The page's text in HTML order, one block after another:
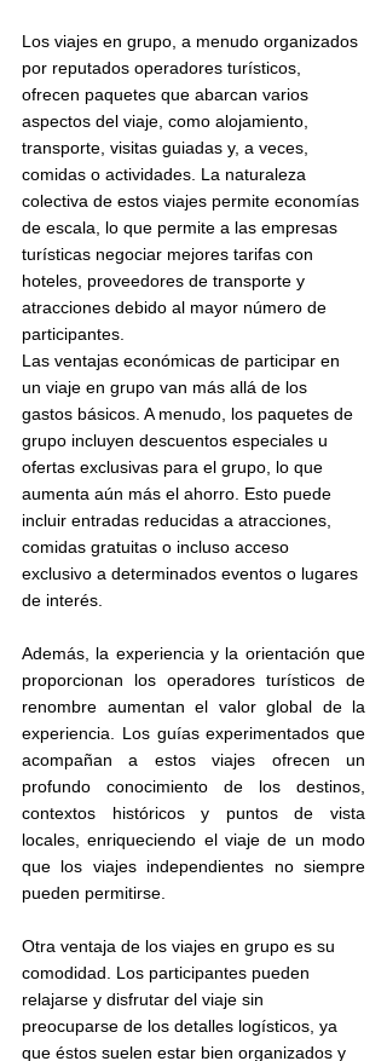
Los viajes en grupo, a menudo organizados
por reputados operadores turísticos,
ofrecen paquetes que abarcan varios
aspectos del viaje, como alojamiento,
transporte, visitas guiadas y, a veces,
comidas o actividades. La naturaleza
colectiva de estos viajes permite economías
de escala, lo que permite a las empresas
turísticas negociar mejores tarifas con
hoteles, proveedores de transporte y
atracciones debido al mayor número de
participantes.
Las ventajas económicas de participar en
un viaje en grupo van más allá de los
gastos básicos. A menudo, los paquetes de
grupo incluyen descuentos especiales u
ofertas exclusivas para el grupo, lo que
aumenta aún más el ahorro. Esto puede
incluir entradas reducidas a atracciones,
comidas gratuitas o incluso acceso
exclusivo a determinados eventos o lugares
de interés.
Además, la experiencia y la orientación que
proporcionan los operadores turísticos de
renombre aumentan el valor global de la
experiencia. Los guías experimentados que
acompañan a estos viajes ofrecen un
profundo conocimiento de los destinos,
contextos históricos y puntos de vista
locales, enriqueciendo el viaje de un modo
que los viajes independientes no siempre
pueden permitirse.
Otra ventaja de los viajes en grupo es su
comodidad. Los participantes pueden
relajarse y disfrutar del viaje sin
preocuparse de los detalles logísticos, ya
que éstos suelen estar bien organizados y